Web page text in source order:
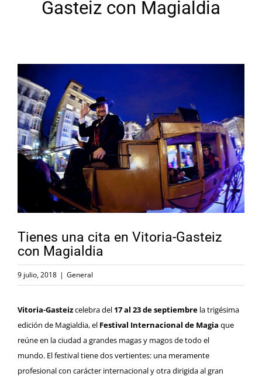
Gasteiz con Magialdia
imagen
más
grande
Tienes una cita en Vitoria-Gasteiz
con Magialdia
9 julio, 2018 | General
Vitoria-Gasteizcelebra del 17 al 23 de septiembre la trigésima
edición de Magialdia, el Festival Internacional de Magia que
reúne en la ciudad a grandes magas y magos de todo el
mundo. El festival tiene dos vertientes: una meramente
profesional con carácter internacional y otra dirigida al gran